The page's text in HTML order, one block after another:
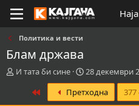
Политика и вести
Блам држава
К
а
И тата би сине
В
р
е
м
28 декември
Претходна 377